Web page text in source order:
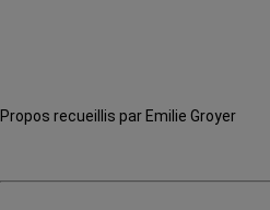
Propos recueillis par Emilie Groyer